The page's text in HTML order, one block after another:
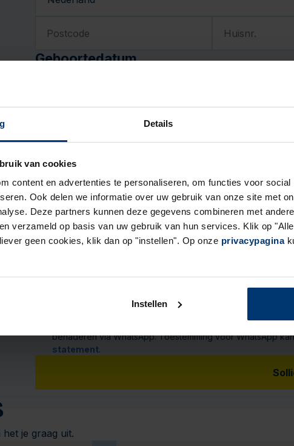
Details
van cookies
content en advertenties te personaliseren, om functies voor
Ook delen we informatie over uw gebruik van onze site met
Deze partners kunnen deze gegevens combineren met
verzameld op basis van uw gebruik van hun services. Klik op
geen cookies, klik dan op "instellen". Op onze privacypagina
Instellen
Postcode Huisnr.
Geboortedatum
Contactgegevens
Telefoon
Motivatie en cv
Waarom past deze baan bij jou? (niet verplicht)
PDF of Word-
Ik geef Actief Werkt! toestemming om mijn
benaderen via WhatsApp. Toestemming voor WhatsApp
statement.
je graag uit.